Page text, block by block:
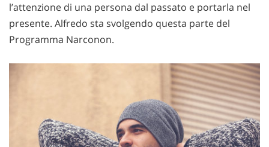
l’attenzione di una persona dal passato e portarla nel
presente. Alfredo sta svolgendo questa parte del
Programma Narconon.